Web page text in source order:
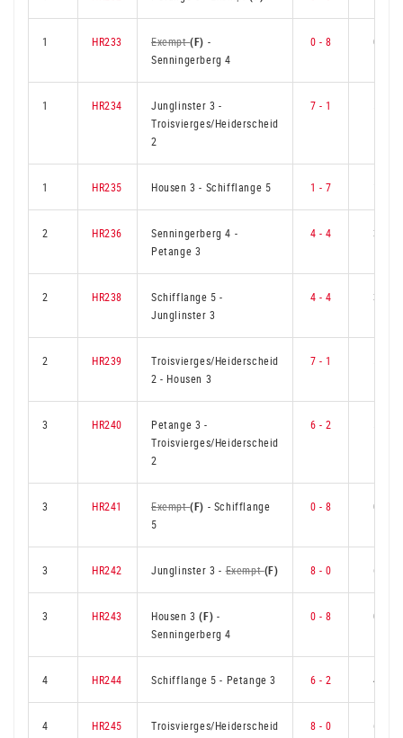
1 HR233 Exempt(F) -
Senningerberg 4
0 - 8 0
1 HR234 Junglinster 3-
Troisvierges/Heiderscheid
2
7 - 1
1 HR235 Housen 3- Schifflange 5 1 - 7
2 HR236 Senningerberg 4 -
Petange 3
4 - 4 3
2 HR238 Schifflange 5-
Junglinster 3
4 - 4 3
2 HR239
Troisvierges/Heiderscheid
2- Housen 3
7 - 1
3 HR240 Petange 3 -
Troisvierges/Heiderscheid
2
6 - 2
3 HR241 Exempt(F) - Schifflange
5
0 - 8 0
3 HR242 Junglinster 3-Exempt(F) 8 - 0 6
3 HR243 Housen 3(F) -
Senningerberg 4
0 - 8 0
4 HR244 Schifflange 5- Petange 3 6 - 2 4
4 HR245
Troisvierges/Heiderscheid
8 - 0 6